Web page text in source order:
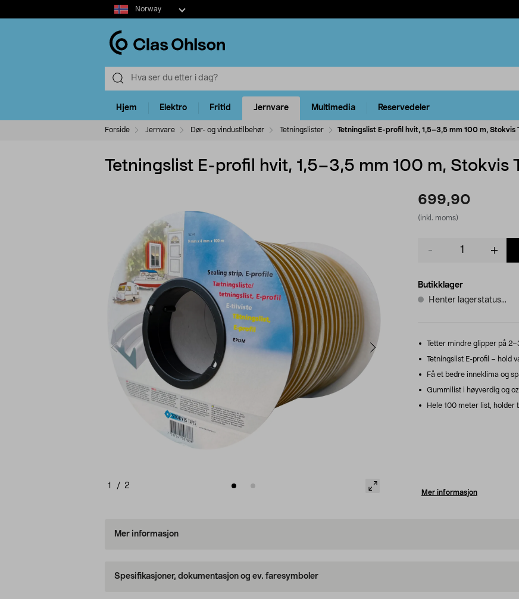
Select
market
Norway
Hjem Elektro Fritid Jernvare Multimedia Reservedeler
Forside Jernvare Dør- og vindustilbehør Tetningslister Tetningslist E-profil hvit, 1,5–3,5 mm 100 m, Stokvis
Tetningslist E-profil hvit, 1,5–3,5 mm 100 m, Stokvis
1 / 2
699,90
(inkl. moms)
Butikklager
Henter lagerstatus...
Tetter mindre glipper på
Tetningslist E-profil – hold
Få et bedre inneklima og
Gummilist i høyverdig og
Hele 100 meter list, holder
Mer informasjon
Mer informasjon
Spesifikasjoner, dokumentasjon og ev. faresymboler